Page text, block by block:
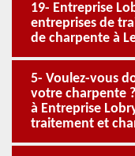
19- Entreprise
entreprises de
de charpente à
5- Voulez-vous
votre charpente
à Entreprise
traitement et